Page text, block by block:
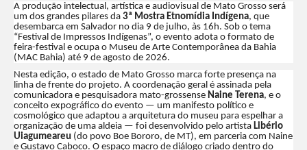
A produção intelectual, artística e audiovisual de Mato Grosso será
um dos grandes pilares da 3ª Mostra Etnomídia Indígena, que
desembarca em Salvador no dia 9 de julho, às 16h. Sob o tema
“Festival de Impressos Indígenas”, o evento adota o formato de
feira-festival e ocupa o Museu de Arte Contemporânea da Bahia
(MAC Bahia) até 9 de agosto de 2026.
Nesta edição, o estado de Mato Grosso marca forte presença na
linha de frente do projeto. A coordenação geral é assinada pela
comunicadora e pesquisadora mato-grossense Naine Terena, e o
conceito expográfico do evento — um manifesto político e
cosmológico que adaptou a arquitetura do museu para espelhar a
organização de uma aldeia — foi desenvolvido pelo artista Libério
Uiagumeareu (do povo Boe Bororo, de MT), em parceria com Naine
e Gustavo Caboco. O espaço macro de diálogo criado dentro do